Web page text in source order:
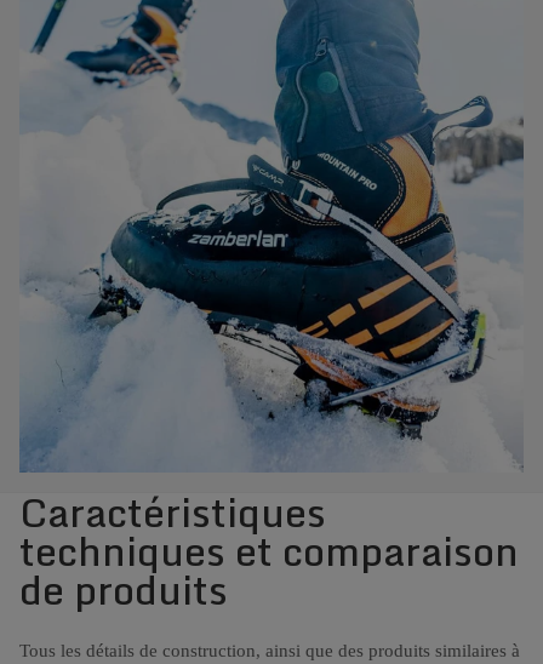
Caractéristiques
techniques et comparaison
de produits
Tous les détails de construction, ainsi que des produits similaires à